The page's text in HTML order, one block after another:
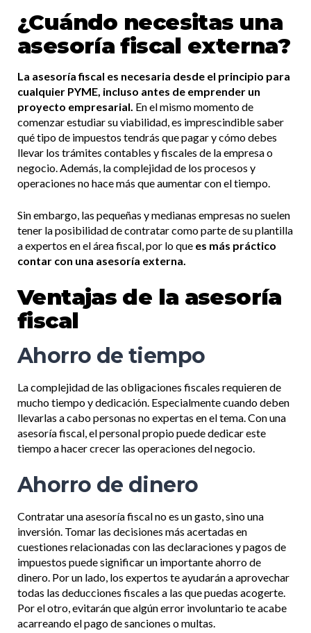
¿Cuándo necesitas una
asesoría fiscal externa?
La asesoría fiscal es necesaria desde el principio para
cualquier PYME, incluso antes de emprender un
proyecto empresarial. En el mismo momento de
comenzar estudiar su viabilidad, es imprescindible saber
qué tipo de impuestos tendrás que pagar y cómo debes
llevar los trámites contables y fiscales de la empresa o
negocio. Además, la complejidad de los procesos y
operaciones no hace más que aumentar con el tiempo.
Sin embargo, las pequeñas y medianas empresas no suelen
tener la posibilidad de contratar como parte de su plantilla
a expertos en el área fiscal, por lo que es más práctico
contar con una asesoría externa.
Ventajas de la asesoría
fiscal
Ahorro de tiempo
La complejidad de las obligaciones fiscales requieren de
mucho tiempo y dedicación. Especialmente cuando deben
llevarlas a cabo personas no expertas en el tema. Con una
asesoría fiscal, el personal propio puede dedicar este
tiempo a hacer crecer las operaciones del negocio.
Ahorro de dinero
Contratar una asesoría fiscal no es un gasto, sino una
inversión. Tomar las decisiones más acertadas en
cuestiones relacionadas con las declaraciones y pagos de
impuestos puede significar un importante ahorro de
dinero. Por un lado, los expertos te ayudarán a aprovechar
todas las deducciones fiscales a las que puedas acogerte.
Por el otro, evitarán que algún error involuntario te acabe
acarreando el pago de sanciones o multas.